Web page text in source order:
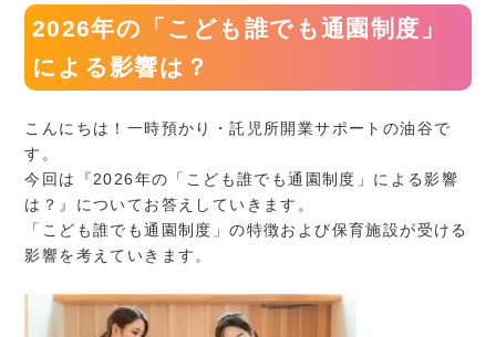
2026年の「こども誰でも通園制度」
による影響は？
こんにちは！一時預かり・託児所開業サポートの油谷で
す。
今回は『2026年の「こども誰でも通園制度」による影響
は？』についてお答えしていきます。
「こども誰でも通園制度」の特徴および保育施設が受ける
影響を考えていきます。